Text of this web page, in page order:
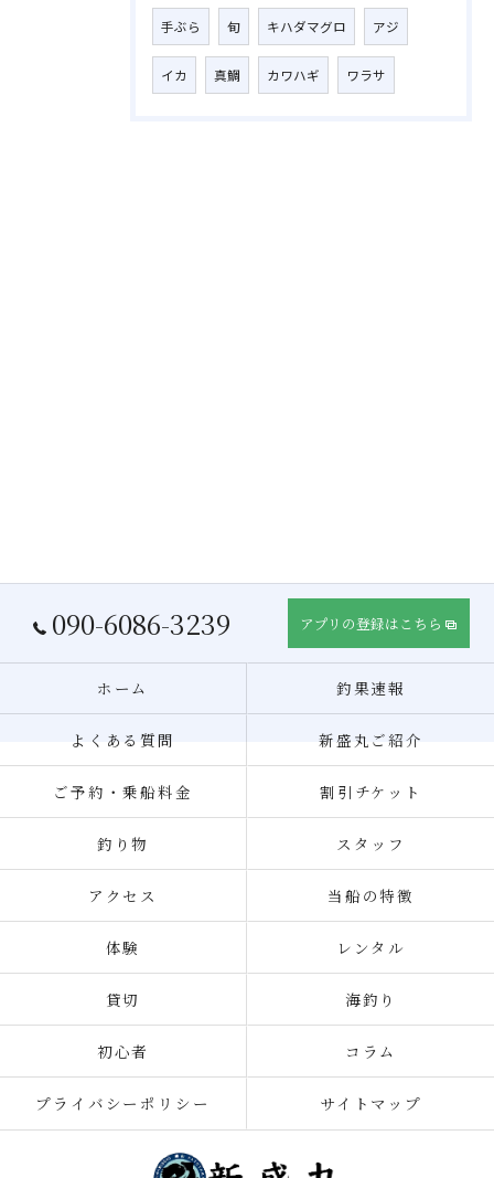
手ぶら 旬 キハダマグロ アジ
イカ 真鯛 カワハギ ワラサ
090-6086-3239 アプリの登録はこちら
ホーム 釣果速報
よくある質問 新盛丸ご紹介
ご予約・乗船料金 割引チケット
釣り物 スタッフ
アクセス 当船の特徴
体験 レンタル
貸切 海釣り
初心者 コラム
プライバシーポリシー サイトマップ